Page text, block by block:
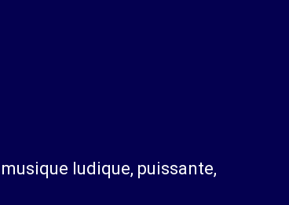
musique ludique, puissante,